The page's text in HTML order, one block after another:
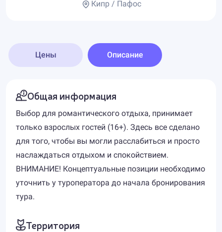
Кипр / Пафос
Цены Описание
Общая информация
Выбор для романтического отдыха, принимает
только взрослых гостей (16+). Здесь все сделано
для того, чтобы вы могли расслабиться и просто
наслаждаться отдыхом и спокойствием.
ВНИМАНИЕ! Концептуальные позиции необходимо
уточнить у туроператора до начала бронирования
тура.
Территория